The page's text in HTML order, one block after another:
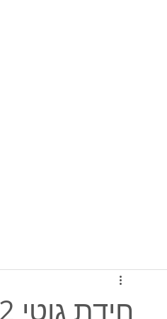
חידת גוטי 12 - פתרון